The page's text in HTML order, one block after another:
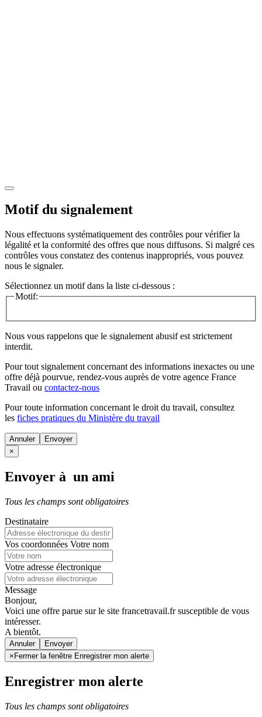
Motif du signalement
Nous effectuons systématiquement des contrôles pour vérifier la
légalité et la conformité des offres que nous diffusons. Si malgré ces
contrôles vous constatez des contenus inappropriés, vous pouvez
nous le signaler.
Sélectionnez un motif dans la liste ci-dessous :
Motif:
Nous vous rappelons que le signalement abusif est strictement
interdit.
Pour tout signalement concernant des informations inexactes ou une
offre déjà pourvue, rendez-vous auprès de votre agence France
Travail ou contactez-nous
Pour toute information concernant le droit du travail, consultez
les fiches pratiques du Ministère du travail
Annuler
×
Envoyer à un ami
Tous les champs sont obligatoires
Destinataire
Vos coordonnées Votre nom
Votre adresse électronique
Message
Bonjour,
Voici une offre parue sur le site francetravail.fr susceptible de vous
intéresser.
A bientôt.
Annuler
× Fermer la fenêtre Enregistrer mon alerte
Enregistrer mon alerte
Tous les champs sont obligatoires